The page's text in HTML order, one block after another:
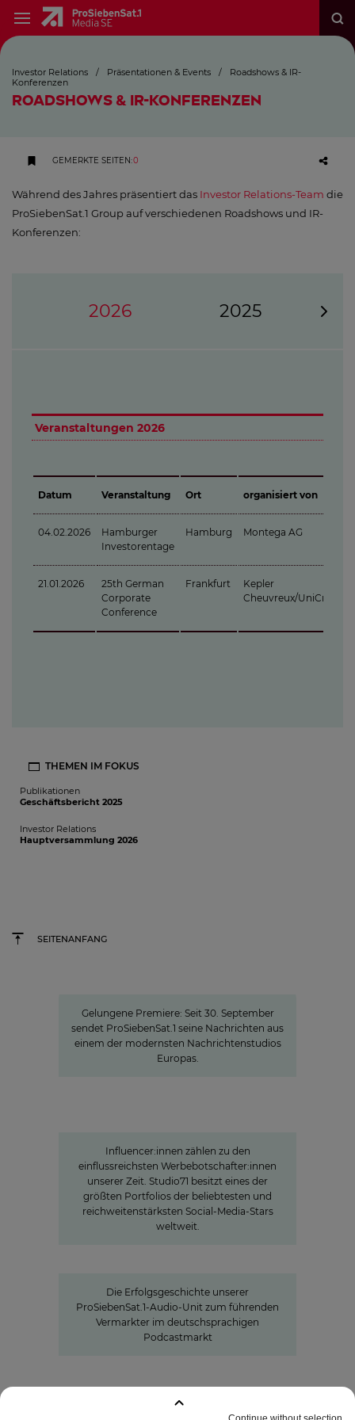
Investor Relations / Präsentationen & Events /
Roadshows & IR-
Konferenzen
ROADSHOWS & IR-KONFERENZEN
GEMERKTE SEITEN:0
Während des Jahres präsentiert das Investor Relations-Team die
ProSiebenSat.1 Group auf verschiedenen Roadshows und IR-
Konferenzen:
2026 2025
Veranstaltungen 2026
Datum Veranstaltung Ort organisiert von
04.02.2026
Hamburger
Investorentage
Hamburg Montega AG
21.01.2026
25th German
Corporate
Conference
Frankfurt
Kepler
Cheuvreux/UniCredit
THEMEN IM FOKUS
Publikationen
Geschäftsbericht 2025
Investor Relations
Hauptversammlung 2026
SEITENANFANG
Gelungene Premiere: Seit 30. September
sendet ProSiebenSat.1 seine Nachrichten aus
einem der modernsten Nachrichtenstudios
Europas.
Influencer:innen zählen zu den
einflussreichsten Werbebotschafter:innen
unserer Zeit. Studio71 besitzt eines der
größten Portfolios der beliebtesten und
reichweitenstärksten Social-Media-Stars
weltweit.
Die Erfolgsgeschichte unserer
ProSiebenSat.1-Audio-Unit zum führenden
Vermarkter im deutschsprachigen
Podcastmarkt